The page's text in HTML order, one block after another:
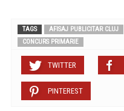
TAGS AFISAJ PUBLICITAR CLUJ
CONCURS PRIMARIE
TWITTER
PINTEREST